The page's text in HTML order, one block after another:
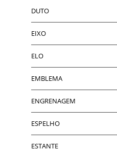
DUTO
EIXO
ELO
EMBLEMA
ENGRENAGEM
ESPELHO
ESTANTE